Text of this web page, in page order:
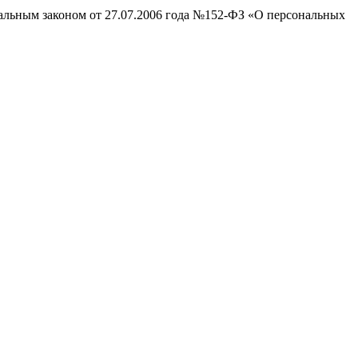
законом от 27.07.2006 года №152-ФЗ «О персональных